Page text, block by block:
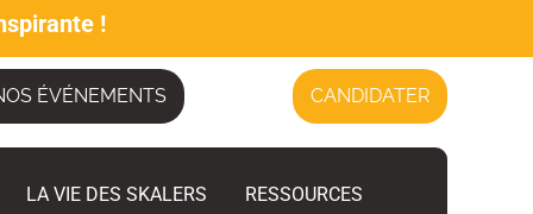
!
ÉVÉNEMENTS CANDIDATER
LA VIE DES SKALERS RESSOURCES